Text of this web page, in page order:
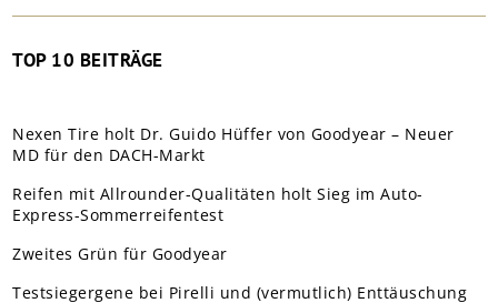
TOP 10 BEITRÄGE
Nexen Tire holt Dr. Guido Hüffer von Goodyear – Neuer
MD für den DACH-Markt
Reifen mit Allrounder-Qualitäten holt Sieg im Auto-
Express-Sommerreifentest
Zweites Grün für Goodyear
Testsiegergene bei Pirelli und (vermutlich) Enttäuschung